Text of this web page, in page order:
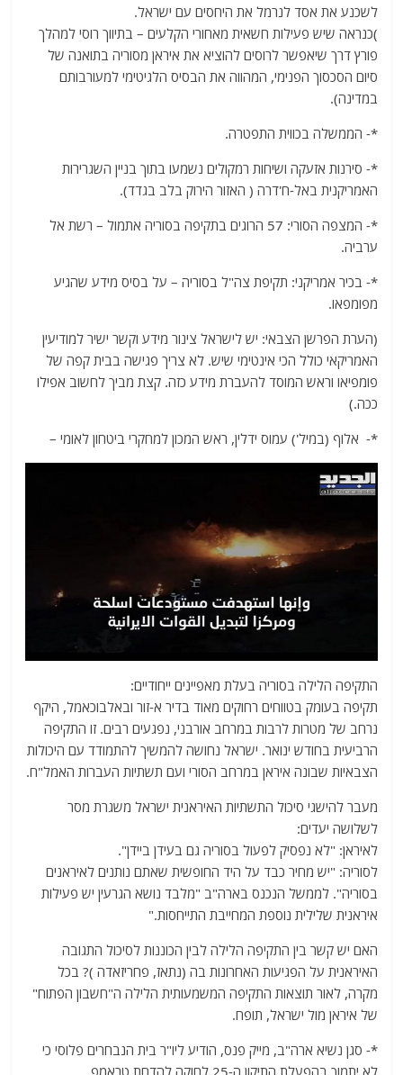
לשכנע את אסד לנרמל את היחסים עם ישראל.
)כנראה שיש פעילות חשאית מאחורי הקלעים – בתיווך רוסי למהלך
פורץ דרך שיאפשר לרוסים להוציא את איראן מסוריה בתואנה של
סיום הסכסוך הפנימי, המהווה את הבסיס הלגיטימי למעורבותם
במדינה).
*- הממשלה בכווית התפטרה.
*- סירנות אזעקה ושיחות רמקולים נשמעו בתוך בניין השגרירות
האמריקנית באל-ח'דרה ( האזור הירוק בלב בגדד).
*- המצפה הסורי: 57 הרוגים בתקיפה בסוריה אתמול – רשת אל
ערביה.
*- בכיר אמריקני: תקיפת צה"ל בסוריה – על בסיס מידע שהגיע
מפומפאו.
(הערת הפרשן הצבאי: יש לישראל צינור מידע וקשר ישיר למודיעין
האמריקאי כולל הכי אינטימי שיש. לא צריך פגישה בבית קפה של
פומפיאו וראש המוסד להעברת מידע כזה. קצת מביך לחשוב אפילו
ככה.)
*- אלוף (במיל') עמוס ידלין, ראש המכון למחקרי ביטחון לאומי –
התקיפה הלילה בסוריה בעלת מאפיינים ייחודיים:
תקיפה בעומק בטווחים רחוקים מאוד בדיר א-זור ובאלבוכאמל, היקף
נרחב של מטרות לרבות במרחב אורבני, נפגעים רבים. זו התקיפה
הרביעית בחודש ינואר. ישראל נחושה להמשיך להתמודד עם היכולות
הצבאיות שבונה איראן במרחב הסורי ועם תשתיות העברות האמל"ח.
מעבר להישגי סיכול התשתיות האיראנית ישראל משגרת מסר
לשלושה יעדים:
לאיראן: "לא נפסיק לפעול בסוריה גם בעידן ביידן".
לסוריה: "יש מחיר כבד על היד החופשית שאתם נותנים לאיראנים
בסוריה". לממשל הנכנס בארה"ב "מלבד נושא הגרעין יש פעילות
איראנית שלילית נוספת המחייבת התייחסות."
האם יש קשר בין התקיפה הלילה לבין הכוננות לסיכול התגובה
האיראנית על הפגיעות האחרונות בה (נתאז, פחריזאדה )? בכל
מקרה, לאור תוצאות התקיפה המשמעותית הלילה ה"חשבון הפתוח"
של איראן מול ישראל, תופח.
*- סגן נשיא ארה"ב, מייק פנס, הודיע ליו"ר בית הנבחרים פלוסי כי